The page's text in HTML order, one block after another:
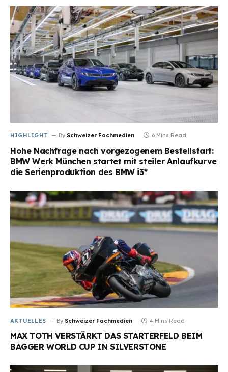
HIGHLIGHT By Schweizer Fachmedien 6 Mins Read
Hohe Nachfrage nach vorgezogenem Bestellstart:
BMW Werk München startet mit steiler Anlaufkurve
die Serienproduktion des BMW i3*
AKTUELLES By Schweizer Fachmedien 4 Mins Read
MAX TOTH VERSTÄRKT DAS STARTERFELD BEIM
BAGGER WORLD CUP IN SILVERSTONE